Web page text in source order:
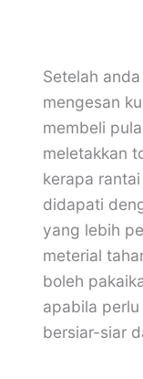
Setelah
mengesan
membeli
meletakkan
kerapa
didapati
yang lebih
meterial
boleh
apabila
bersiar-siar